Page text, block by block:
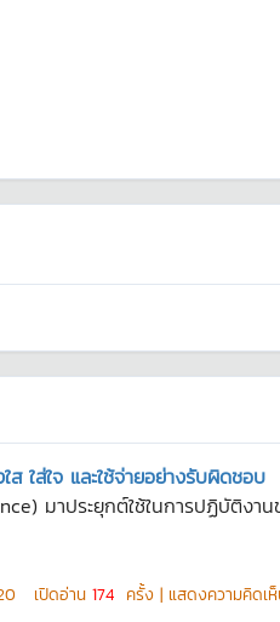
ใส่ใจ และใช้จ่ายอย่างรับผิดชอบ
มาประยุกต์ใช้ในการปฏิบัติงา
เปิดอ่าน 174 ครั้ง | แสดงความคิดเ